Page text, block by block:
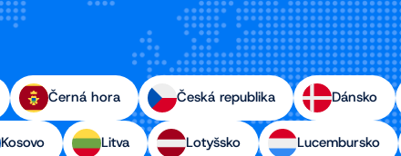
Černá hora Česká republika Dánsko
Kosovo Litva Lotyšsko Lucembursko